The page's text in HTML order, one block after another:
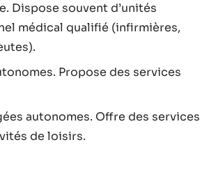
Dispose souvent d’unités
médical qualifié (infirmières,
Propose des services
autonomes. Offre des services
de loisirs.